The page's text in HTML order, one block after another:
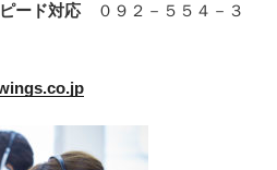
ード対応
０９２－５５４－３